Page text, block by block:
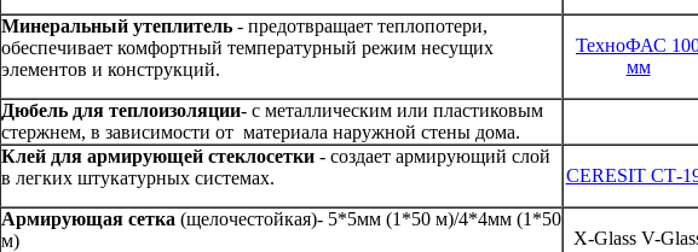
Минеральный утеплитель - предотвращает теплопотери,
обеспечивает комфортный температурный режим несущих
элементов и конструкций.
ТехноФАС
мм
Дюбель для теплоизоляции- c металлическим или пластиковым
стержнем, в зависимости от материала наружной стены дома.
Клей для армирующей стеклосетки - создает армирующий слой
в легких штукатурных системах.
CERESIT СТ-
Армирующая сетка (щелочестойкая)- 5*5мм (1*50 м)/4*4мм (1*50
м)
X-Glass V-